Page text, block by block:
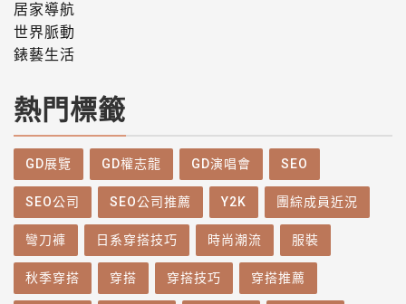
居家導航
世界脈動
錶藝生活
熱門標籤
GD展覽 GD權志龍 GD演唱會 SEO
SEO公司 SEO公司推薦 Y2K 團綜成員近況
彎刀褲 日系穿搭技巧 時尚潮流 服裝
秋季穿搭 穿搭 穿搭技巧 穿搭推薦